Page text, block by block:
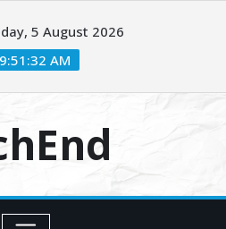
5 August 2026
9:51:33 AM